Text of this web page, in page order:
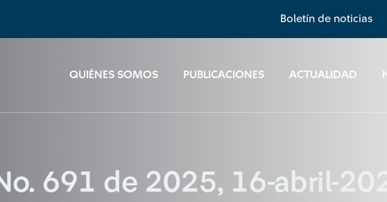
Boletín de noticias
QUIÉNES SOMOS PUBLICACIONES ACTUALIDAD
691 de 2025, 16-abril-